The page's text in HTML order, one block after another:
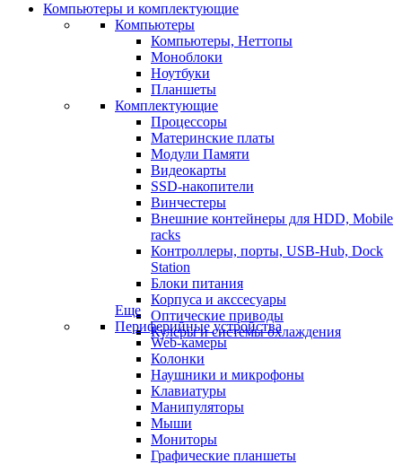
Компьютеры и комплектующие
Компьютеры
Компьютеры, Неттопы
Моноблоки
Ноутбуки
Планшеты
Комплектующие
Процессоры
Материнские платы
Модули Памяти
Видеокарты
SSD-накопители
Винчестеры
Внешние контейнеры для HDD, Mobile
racks
Контроллеры, порты, USB-Hub, Dock
Station
Блоки питания
Корпуса и акссесуары
Оптические приводы
Кулеры и системы охлаждения
Еще
Периферийные устройства
Web-камеры
Колонки
Наушники и микрофоны
Клавиатуры
Манипуляторы
Мыши
Мониторы
Графические планшеты